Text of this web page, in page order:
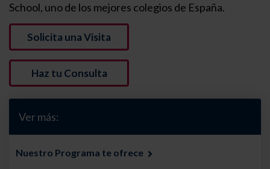
School, uno de los mejores colegios de España.
Solicita una Visita
Haz tu Consulta
Ver más:
Nuestro Programa te ofrece